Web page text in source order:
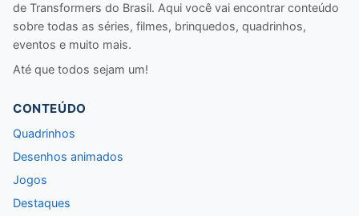
de Transformers do Brasil. Aqui você vai encontrar conteúdo
sobre todas as séries, filmes, brinquedos, quadrinhos,
eventos e muito mais.
Até que todos sejam um!
CONTEÚDO
Quadrinhos
Desenhos animados
Jogos
Destaques